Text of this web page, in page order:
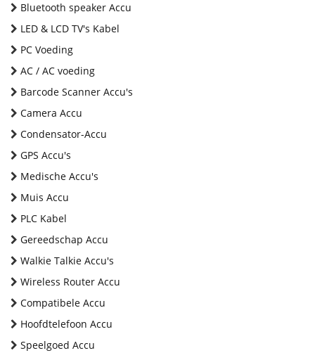
Bluetooth speaker Accu
LED & LCD TV's Kabel
PC Voeding
AC / AC voeding
Barcode Scanner Accu's
Camera Accu
Condensator-Accu
GPS Accu's
Medische Accu's
Muis Accu
PLC Kabel
Gereedschap Accu
Walkie Talkie Accu's
Wireless Router Accu
Compatibele Accu
Hoofdtelefoon Accu
Speelgoed Accu